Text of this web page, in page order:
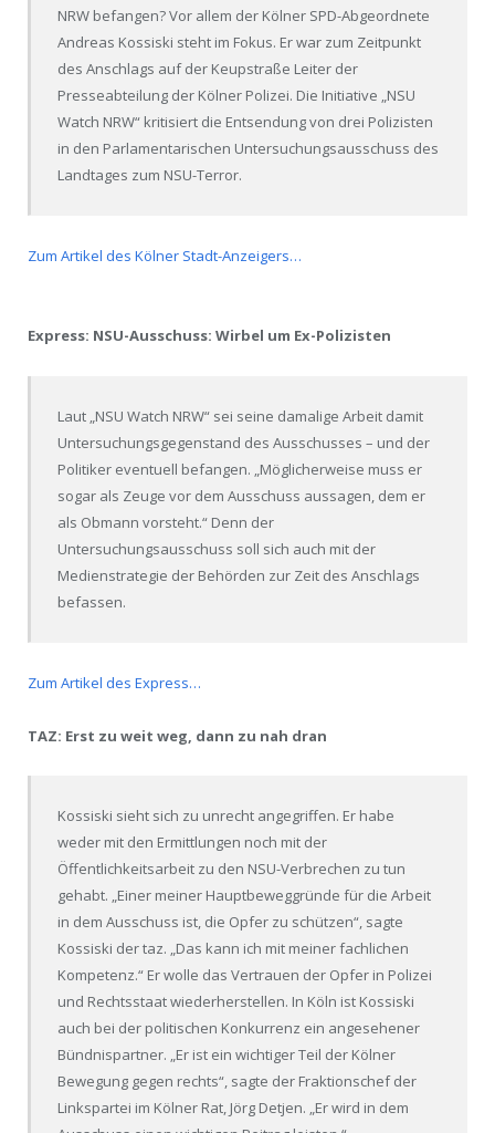
NRW befangen? Vor allem der Kölner SPD-Abgeordnete
Andreas Kossiski steht im Fokus. Er war zum Zeitpunkt
des Anschlags auf der Keupstraße Leiter der
Presseabteilung der Kölner Polizei. Die Initiative „NSU
Watch NRW“ kritisiert die Entsendung von drei Polizisten
in den Parlamentarischen Untersuchungsausschuss des
Landtages zum NSU-Terror.
Zum Artikel des Kölner Stadt-Anzeigers…
Express: NSU-Ausschuss: Wirbel um Ex-Polizisten
Laut „NSU Watch NRW“ sei seine damalige Arbeit damit
Untersuchungsgegenstand des Ausschusses – und der
Politiker eventuell befangen. „Möglicherweise muss er
sogar als Zeuge vor dem Ausschuss aussagen, dem er
als Obmann vorsteht.“ Denn der
Untersuchungsausschuss soll sich auch mit der
Medienstrategie der Behörden zur Zeit des Anschlags
befassen.
Zum Artikel des Express…
TAZ: Erst zu weit weg, dann zu nah dran
Kossiski sieht sich zu unrecht angegriffen. Er habe
weder mit den Ermittlungen noch mit der
Öffentlichkeitsarbeit zu den NSU-Verbrechen zu tun
gehabt. „Einer meiner Hauptbeweggründe für die Arbeit
in dem Ausschuss ist, die Opfer zu schützen“, sagte
Kossiski der taz. „Das kann ich mit meiner fachlichen
Kompetenz.“ Er wolle das Vertrauen der Opfer in Polizei
und Rechtsstaat wiederherstellen. In Köln ist Kossiski
auch bei der politischen Konkurrenz ein angesehener
Bündnispartner. „Er ist ein wichtiger Teil der Kölner
Bewegung gegen rechts“, sagte der Fraktionschef der
Linkspartei im Kölner Rat, Jörg Detjen. „Er wird in dem